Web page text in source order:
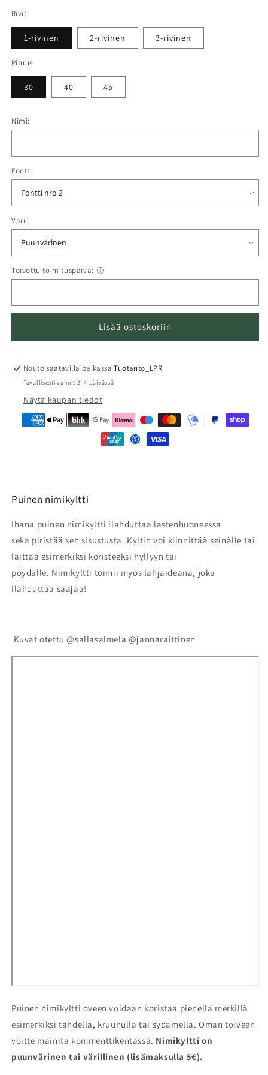
Rivit
1-rivinen 2-rivinen 3-rivinen
Pituus
30 40 45
Nimi:
Fontti:
Väri:
Toivottu toimituspäivä: ⓘ
Lisää ostoskoriin
Nouto saatavilla paikassaTuotanto_LPR
Tavallisesti valmis 2–4 päivässä
Näytä kaupan tiedot
Puinen nimikyltti
Ihana puinen nimikyltti ilahduttaa lastenhuoneessa
sekä piristää sen sisustusta. Kyltin voi kiinnittää seinälle tai
laittaa esimerkiksi koristeeksi hyllyyn tai
pöydälle. Nimikyltti toimii myös lahjaideana, joka
ilahduttaa saajaa!
Kuvat otettu @sallasalmela @jannaraittinen
Puinen nimikyltti oveen voidaan koristaa pienellä merkillä
esimerkiksi tähdellä, kruunulla tai sydämellä. Oman toiveen
voitte mainita kommenttikentässä. Nimikyltti on
puunvärinen tai värillinen (lisämaksulla 5€).